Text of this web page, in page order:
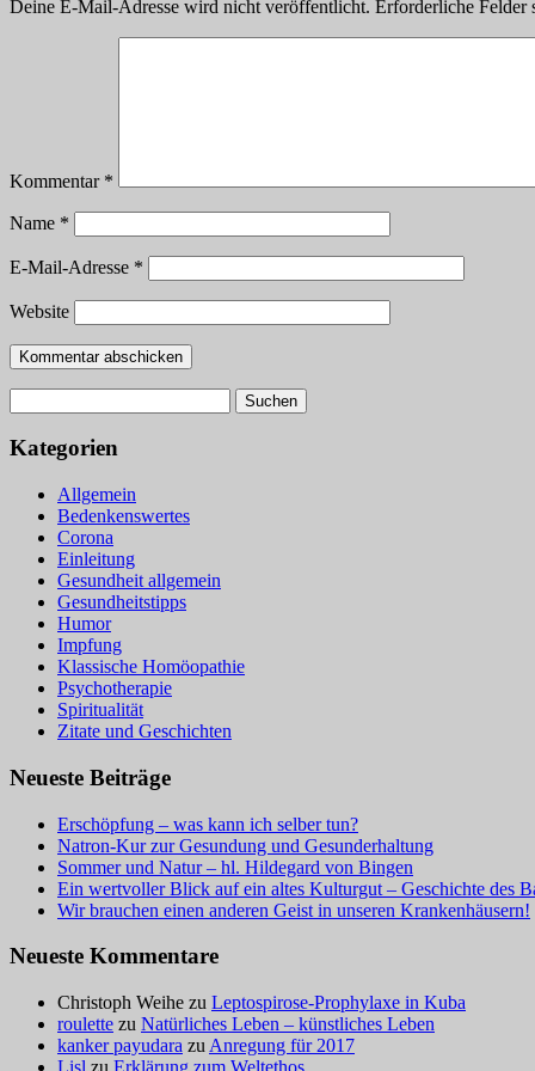
Deine E-Mail-Adresse wird nicht veröffentlicht. Erforderliche Felder
Kommentar *
Name *
E-Mail-Adresse *
Website
nach:
Kategorien
Allgemein
Bedenkenswertes
Corona
Einleitung
Gesundheit allgemein
Gesundheitstipps
Humor
Impfung
Klassische Homöopathie
Psychotherapie
Spiritualität
Zitate und Geschichten
Neueste Beiträge
Erschöpfung – was kann ich selber tun?
Natron-Kur zur Gesundung und Gesunderhaltung
Sommer und Natur – hl. Hildegard von Bingen
Ein wertvoller Blick auf ein altes Kulturgut – Geschichte des
Wir brauchen einen anderen Geist in unseren Krankenhäusern!
Neueste Kommentare
Christoph Weihe zu Leptospirose-Prophylaxe in Kuba
roulette zu Natürliches Leben – künstliches Leben
kanker payudara zu Anregung für 2017
Lisl zu Erklärung zum Weltethos